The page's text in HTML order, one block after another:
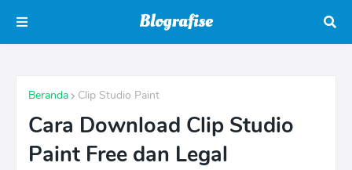
Beranda Clip Studio Paint
Cara Download Clip Studio
Paint Free dan Legal